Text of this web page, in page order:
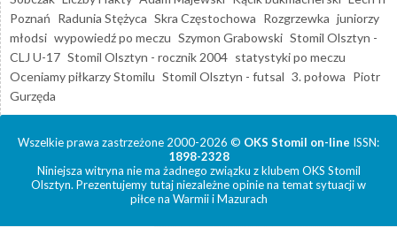
Poznań Radunia Stężyca Skra Częstochowa Rozgrzewka juniorzy
młodsi wypowiedź po meczu Szymon Grabowski Stomil Olsztyn -
CLJ U-17 Stomil Olsztyn - rocznik 2004 statystyki po meczu
Oceniamy piłkarzy Stomilu Stomil Olsztyn - futsal 3. połowa Piotr
Gurzęda
Wszelkie prawa zastrzeżone 2000-2026 © OKS Stomil on-line ISSN:
1898-2328
Niniejsza witryna nie ma żadnego związku z klubem OKS Stomil
Olsztyn. Prezentujemy tutaj niezależne opinie na temat sytuacji w
piłce na Warmii i Mazurach